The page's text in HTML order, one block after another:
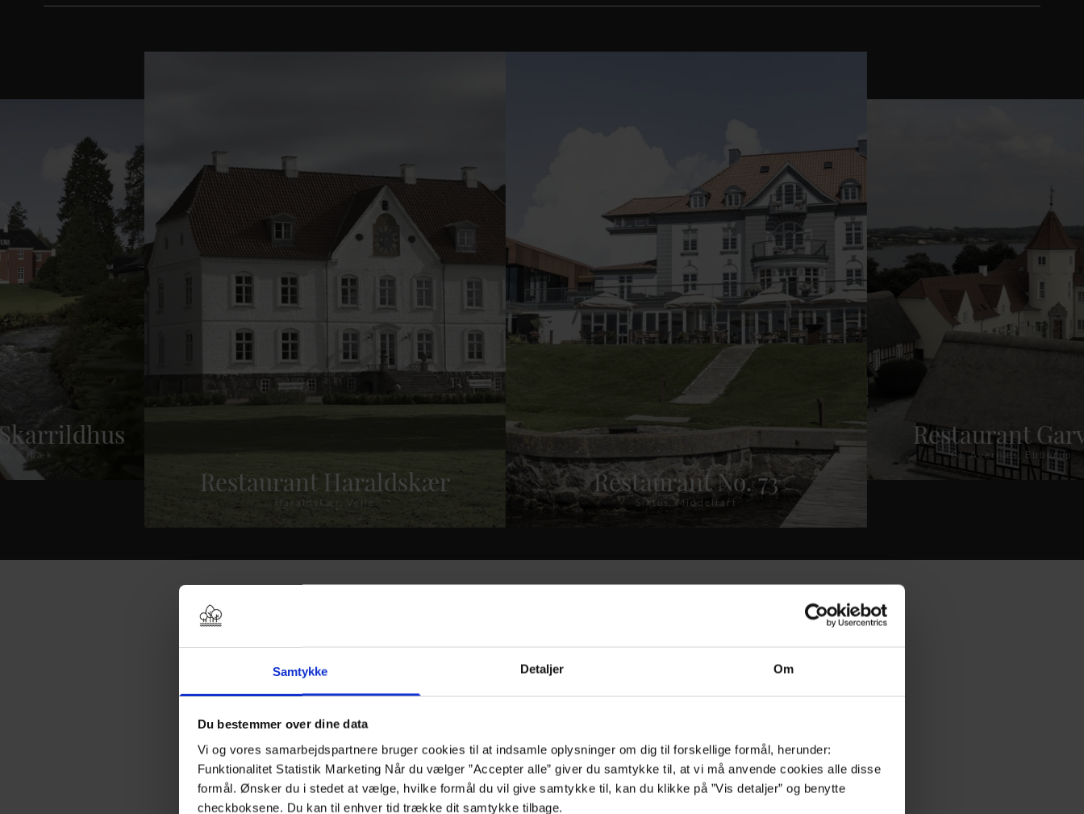
Samtykke Detaljer Om
Du bestemmer over dine data
Vi og vores samarbejdspartnere bruger cookies til at indsamle oplysninger om dig til forskellige formål, herunder:
Funktionalitet Statistik Marketing Når du vælger ”Accepter alle” giver du samtykke til, at vi må anvende cookies alle disse
formål. Ønsker du i stedet at vælge, hvilke formål du vil give samtykke til, kan du klikke på ”Vis detaljer” og benytte
checkboksene. Du kan til enhver tid trække dit samtykke tilbage.
Kibæk
Restaurant Haraldskær
Haraldskær, Vejle
Restaurant No. 73
Sixtus, Middelfart
Restaurant
Gl. Avernæs, Ebberup
Restaurantoplevelser med
hver sin karakter